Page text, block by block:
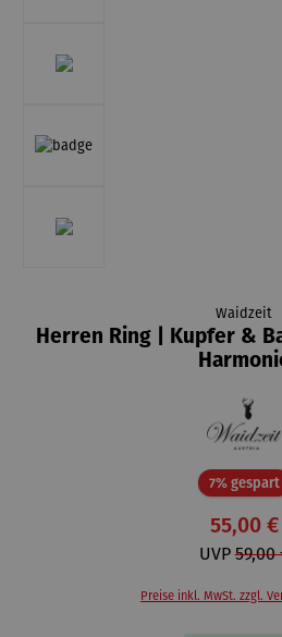
Waidzeit
Herren Ring | Kupfer &
7% gespart
55,00 €
UVP59,00
Preise inkl. MwSt. zzgl.